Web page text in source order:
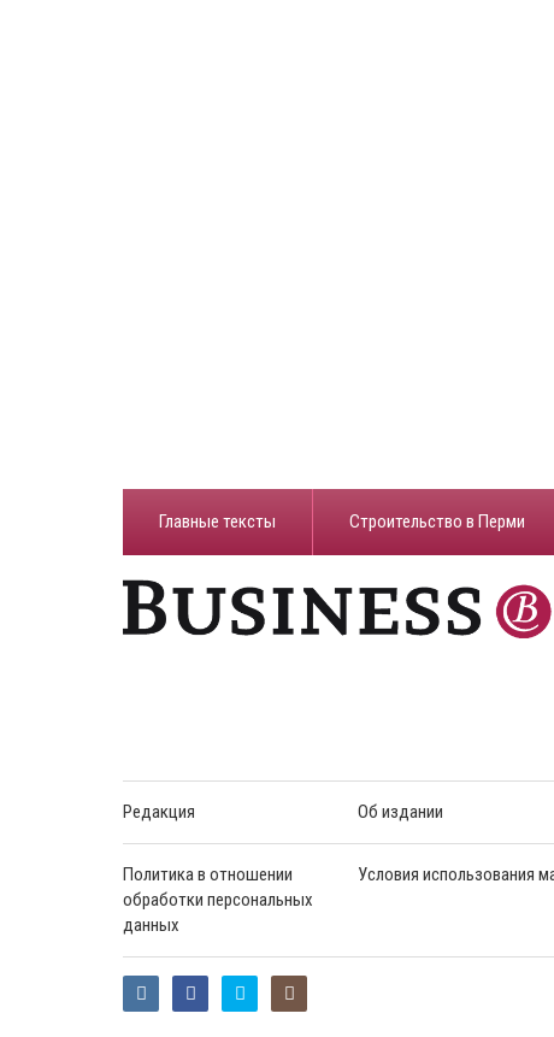
Главные тексты Строительство в Перми
Редакция Об издании
Политика в отношении
обработки персональных
данных
Условия использования